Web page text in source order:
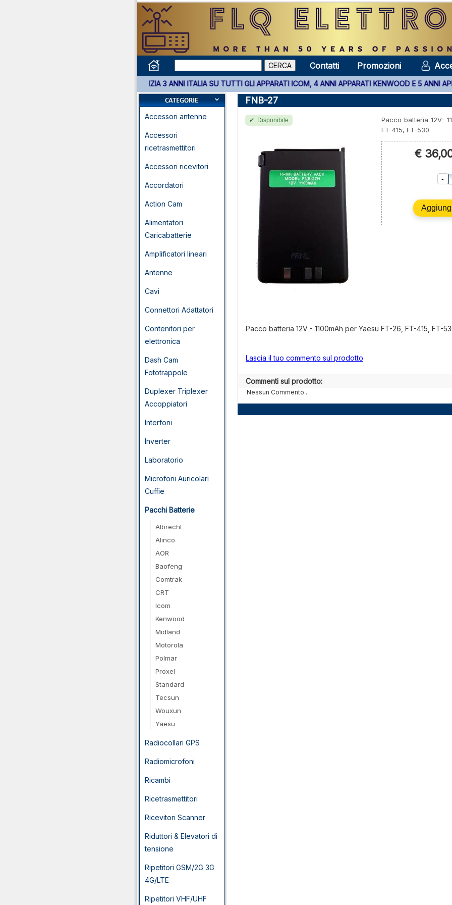
Contatti Promozioni
*** GARANZIA 3 ANNI ITALIA SU TUTTI GLI APPARATI ICOM, 4 ANNI APPARATI KENWOOD
Accessori antenne
Accessori
ricetrasmettitori
Accessori ricevitori
Accordatori
Action Cam
Alimentatori
Caricabatterie
Amplificatori lineari
Antenne
Cavi
Connettori Adattatori
Contenitori per
elettronica
Dash Cam
Fototrappole
Duplexer Triplexer
Accoppiatori
Interfoni
Inverter
Laboratorio
Microfoni Auricolari
Cuffie
Pacchi Batterie
Albrecht
Alinco
AOR
Baofeng
Comtrak
CRT
Icom
Kenwood
Midland
Motorola
Polmar
Proxel
Standard
Tecsun
Wouxun
Yaesu
Radiocollari GPS
Radiomicrofoni
Ricambi
Ricetrasmettitori
Ricevitori Scanner
Riduttori & Elevatori di
tensione
Ripetitori GSM/2G 3G
4G/LTE
Ripetitori VHF/UHF
FNB-27
Disponibile
Pacco batteria 12V-
FT-415, FT-530
€
-
Pacco batteria 12V - 1100mAh per Yaesu FT-26, FT-415, FT-
Lascia il tuo commento sul prodotto
Commenti sul prodotto:
Nessun Commento...